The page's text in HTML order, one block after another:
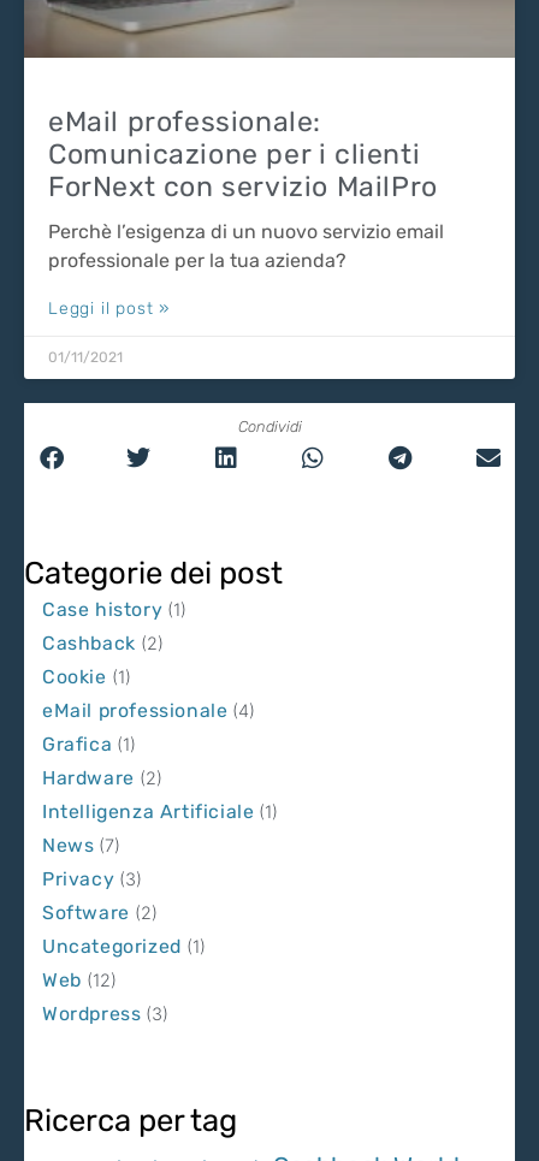
eMail professionale:
Comunicazione per i clienti
ForNext con servizio MailPro
Perchè l’esigenza di un nuovo servizio email
professionale per la tua azienda?
Leggi il post »
01/11/2021
Condividi
Categorie dei post
Case history (1)
Cashback (2)
Cookie (1)
eMail professionale (4)
Grafica (1)
Hardware (2)
Intelligenza Artificiale (1)
News (7)
Privacy (3)
Software (2)
Uncategorized (1)
Web (12)
Wordpress (3)
Ricerca per tag